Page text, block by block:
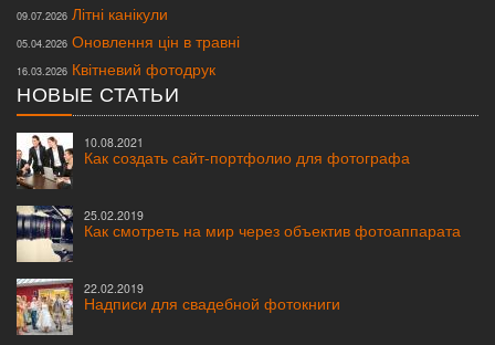
09.07.2026 Літні канікули
05.04.2026 Оновлення цін в травні
16.03.2026 Квітневий фотодрук
НОВЫЕ СТАТЬИ
10.08.2021
Как создать сайт-портфолио для фотографа
25.02.2019
Как смотреть на мир через объектив фотоаппарата
22.02.2019
Надписи для свадебной фотокниги